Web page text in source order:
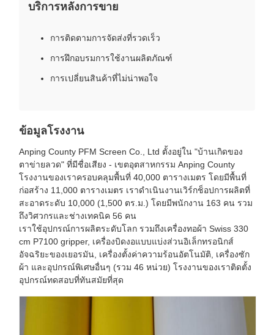
บริการหลังการขาย
การติดตามการจัดส่งที่รวดเร็ว
การฝึกอบรมการใช้งานผลิตภัณฑ์
การเปลี่ยนสินค้าที่ไม่น่าพอใจ
ข้อมูลโรงงาน
Anping County PFM Screen Co., Ltd ตั้งอยู่ใน "บ้านเกิดของ
ตาข่ายลวด" ที่มีชื่อเสียง - เขตอุตสาหกรรม Anping County
โรงงานของเราครอบคลุมพื้นที่ 40,000 ตารางเมตร โดยมีพื้นที่
ก่อสร้าง 11,000 ตารางเมตร เราดำเนินงานเวิร์กช็อปการผลิตที่
สะอาดระดับ 10,000 (1,500 ตร.ม.) โดยมีพนักงาน 163 คน รวม
ถึงวิศวกรและช่างเทคนิค 56 คน
เราใช้อุปกรณ์การผลิตระดับโลก รวมถึงเครื่องทอผ้า Swiss 330
cm P7100 gripper, เครื่องบิดงอแบบแบ่งส่วนอิเล็กทรอนิกส์
อัจฉริยะของเยอรมัน, เครื่องตั้งค่าความร้อนอัตโนมัติ, เครื่องซัก
ผ้า และอุปกรณ์พิเศษอื่นๆ (รวม 46 หน่วย) โรงงานของเราติดตั้ง
อุปกรณ์ทดสอบที่ทันสมัยที่สุด